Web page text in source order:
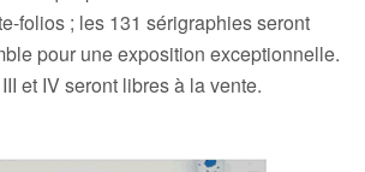
folios ; les 131 sérigraphies seront
pour une exposition exceptionnelle.
et IV seront libres à la vente.